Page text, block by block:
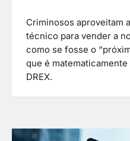
Criminosos aproveitam
técnico para vender a
como se fosse o
que é
DREX.